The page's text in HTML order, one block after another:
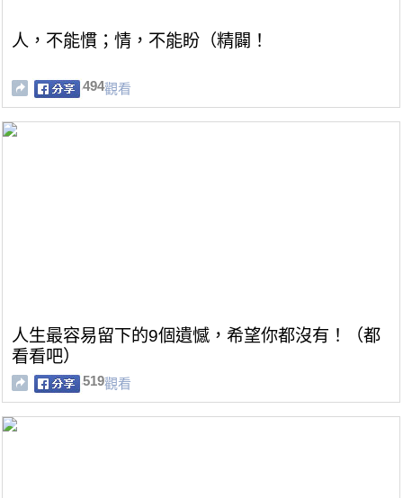
人，不能慣；情，不能盼（精闢！
494觀看
人生最容易留下的9個遺憾，希望你都沒有！（都
看看吧）
519觀看